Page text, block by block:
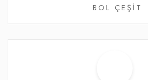
BOL ÇEŞİT